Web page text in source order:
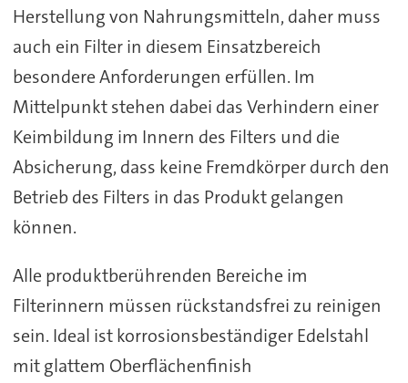
Herstellung von Nahrungsmitteln, daher muss
auch ein Filter in diesem Einsatzbereich
besondere Anforderungen erfüllen. Im
Mittelpunkt stehen dabei das Verhindern einer
Keimbildung im Innern des Filters und die
Absicherung, dass keine Fremdkörper durch den
Betrieb des Filters in das Produkt gelangen
können.
Alle produktberührenden Bereiche im
Filterinnern müssen rückstandsfrei zu reinigen
sein. Ideal ist korrosionsbeständiger Edelstahl
mit glattem Oberflächenfinish